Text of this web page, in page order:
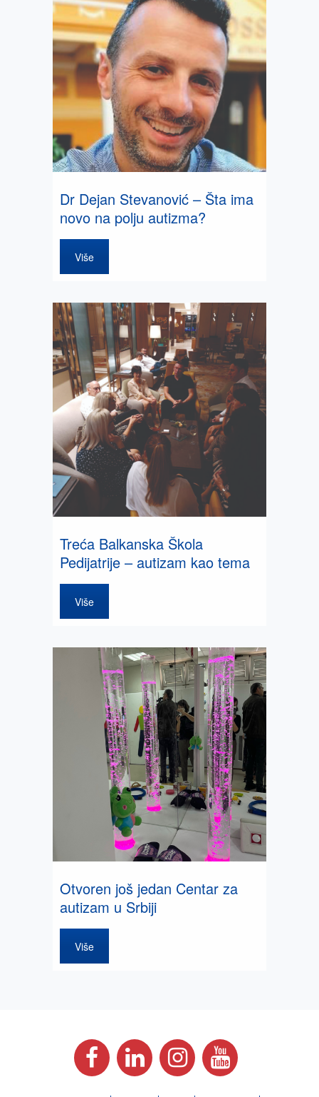
Dr Dejan Stevanović – Šta ima
novo na polju autizma?
Više
Treća Balkanska Škola
Pedijatrije – autizam kao tema
Više
Otvoren još jedan Centar za
autizam u Srbiji
Više